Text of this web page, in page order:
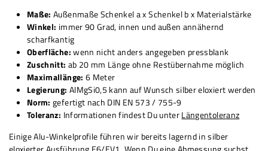
Maße: Außenmaße Schenkel a x Schenkel b x Materialstärke
Winkel: immer 90 Grad, innen und außen annähernd
scharfkantig
Oberfläche:wenn nicht anders angegeben pressblank
Zuschnitt: ab 20 mm Länge ohne Restübernahme möglich
Maximallänge: 6 Meter
Legierung: AlMgSi0,5 kann auf Wunsch silber eloxiert werden
Norm: gefertigt nach DIN EN 573 / 755-9
Toleranz: Informationen findest Du unterLängentoleranz
Einige Alu-Winkelprofile führen wir bereits lagernd in silber